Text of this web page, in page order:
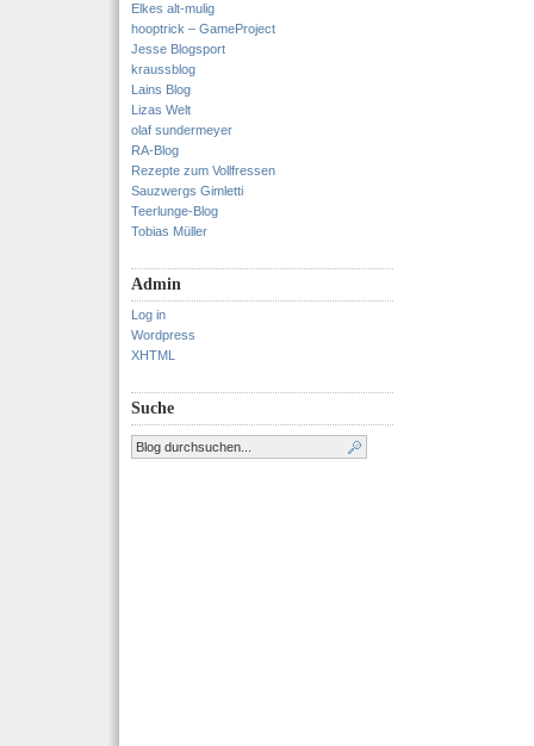
Elkes alt-mulig
hooptrick – GameProject
Jesse Blogsport
kraussblog
Lains Blog
Lizas Welt
olaf sundermeyer
RA-Blog
Rezepte zum Vollfressen
Sauzwergs Gimletti
Teerlunge-Blog
Tobias Müller
Admin
Log in
Wordpress
XHTML
Suche